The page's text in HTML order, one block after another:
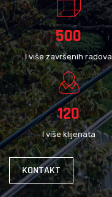
500
I više završenih radova
120
I više klijenata
KONTAKT